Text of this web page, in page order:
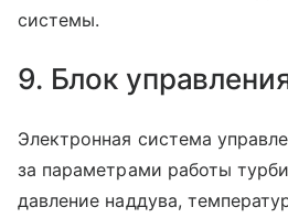
системы.
9. Блок
Электронная система
за параметрами работы
давление наддува,